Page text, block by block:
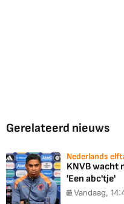
Gerelateerd nieuws
Nederlands
KNVB wacht
'Een abc'tje'
Vandaag,